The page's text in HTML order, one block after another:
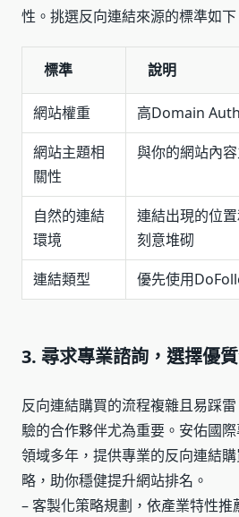
性。挑選反向連結來源的標準如下
標準 說明
網站權重
高Domain
網站主題相
關性
與你的網站內
自然的連結
環境
連結出現的位
刻意堆砌
連結類型
優先使用
3. 尋求專業諮詢，選擇優
反向連結購買的流程複雜且易踩
驗的合作夥伴尤為重要。安佑國
領域多年，提供專業的反向連結
略，助你穩健提升網站排名。
– 客製化策略規劃，依產業特性推